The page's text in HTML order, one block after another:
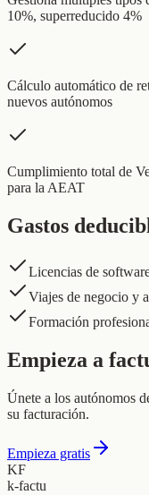
10%, superreducido 4%
Cálculo automático de
nuevos autónomos
Cumplimiento total de
para la AEAT
Gastos
Licencias de
Viajes de negocio y
Formación
Empieza a
Únete a los autónomos
su facturación.
Empieza gratis
KF
k-factu